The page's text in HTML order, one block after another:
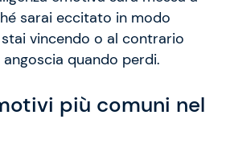
sarai eccitato in modo
vincendo o al contrario
quando perdi.
più comuni nel